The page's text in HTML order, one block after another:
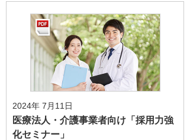
2024年 7月11日
医療法人・介護事業者向け「採用力強
化セミナー」